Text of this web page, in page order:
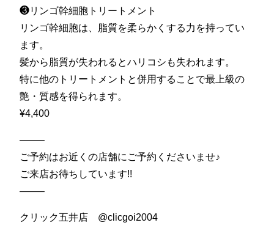
❸リンゴ幹細胞トリートメント
リンゴ幹細胞は、脂質を柔らかくする力を持ってい
ます。
髪から脂質が失われるとハリコシも失われます。
特に他のトリートメントと併用することで最上級の
艶・質感を得られます。
¥4,400
——–
ご予約はお近くの店舗にご予約くださいませ♪
ご来店お待ちしています!!
——–
クリック五井店 @clicgoi2004